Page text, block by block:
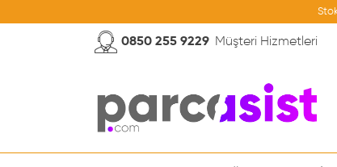
0850 255 9229 Müşteri Hizmetleri